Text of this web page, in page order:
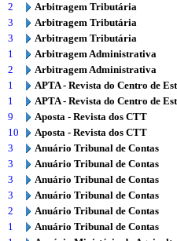
2
Arbitragem Tributária
3
Arbitragem Tributária
3
Arbitragem Tributária
1
Arbitragem Administrativa
2
Arbitragem Administrativa
1
APTA - Revista do Centro de
1
APTA - Revista do Centro de
9
Aposta - Revista dos CTT
10
Aposta - Revista dos CTT
3
Anuário Tribunal de Contas
3
Anuário Tribunal de Contas
3
Anuário Tribunal de Contas
3
Anuário Tribunal de Contas
2
Anuário Tribunal de Contas
1
Anuário Tribunal de Contas